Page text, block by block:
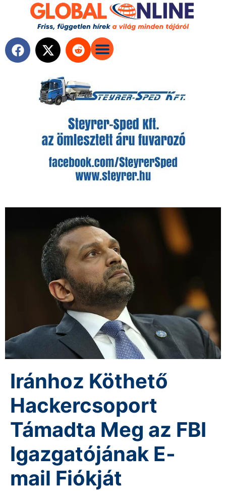
Iránhoz Köthető
Hackercsoport
Támadta Meg az FBI
Igazgatójának E-
mail Fiókját